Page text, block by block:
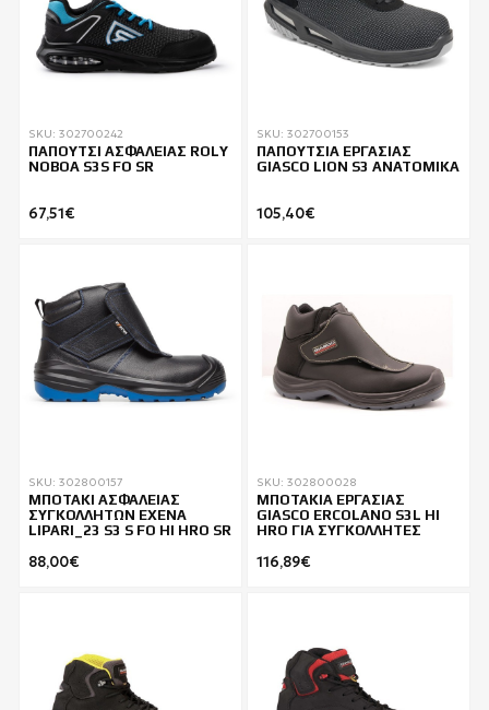
SKU: 302700242
ΠΑΠΟΥΤΣΙ ΑΣΦΑΛΕΙΑΣ ROLY
NOBOA S3S FO SR
67,51€
SKU: 302700153
ΠΑΠΟΥΤΣΙΑ ΕΡΓΑΣΙΑΣ
GIASCO LION S3 ΑΝΑΤΟΜΙΚΑ
105,40€
SKU: 302800157
ΜΠΟΤΑΚΙ ΑΣΦΑΛΕΙΑΣ
ΣΥΓΚΟΛΛΗΤΩΝ EXENA
LIPARI_23 S3 S FO HI HRO SR
88,00€
SKU: 302800028
ΜΠΟΤΑΚΙΑ ΕΡΓΑΣΙΑΣ
GIASCO ERCOLANO S3L HI
HRO ΓΙΑ ΣΥΓΚΟΛΛΗΤΕΣ
116,89€